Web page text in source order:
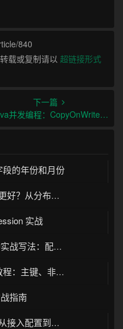
840
载或复制请以 超链接形式
下一篇
编程：CopyOnWriteArrayList与synchronizedList的区别与选型
的年份和月份
和缓存场景看选型
实战
存、序列化与常见坑
唯一、默认值一次讲透
指南
置到缓存实践